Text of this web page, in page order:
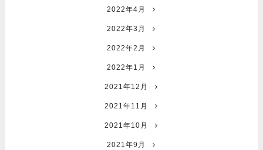
2022年4月
2022年3月
2022年2月
2022年1月
2021年12月
2021年11月
2021年10月
2021年9月